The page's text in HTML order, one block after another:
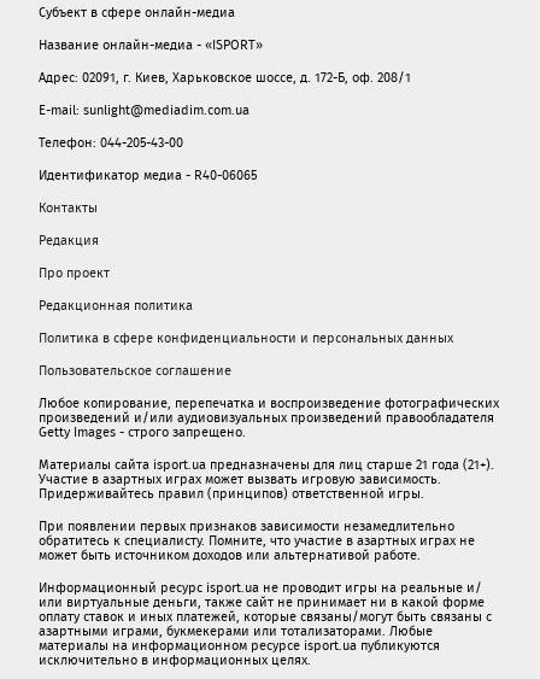
Субъект в сфере онлайн-медиа
Название онлайн-медиа - «ISPORT»
Адрес: 02091, г. Киев, Харьковское шоссе, д. 172-Б, оф. 208/1
E-mail: sunlight@mediadim.com.ua
Телефон: 044-205-43-00
Идентификатор медиа - R40-06065
Контакты
Редакция
Про проект
Редакционная политика
Политика в сфере конфиденциальности и персональных данных
Пользовательское соглашение
Любое копирование, перепечатка и воспроизведение фотографических
произведений и/или аудиовизуальных произведений правообладателя
Getty Images - строго запрещено.
Материалы сайта isport.ua предназначены для лиц старше 21 года (21+).
Участие в азартных играх может вызвать игровую зависимость.
Придерживайтесь правил (принципов) ответственной игры.
При появлении первых признаков зависимости незамедлительно
обратитесь к специалисту. Помните, что участие в азартных играх не
может быть источником доходов или альтернативой работе.
Информационный ресурс isport.ua не проводит игры на реальные и/
или виртуальные деньги, также сайт не принимает ни в какой форме
oплaту ставок и иных платежей, которые связаны/могут быть связаны c
азартными игрaми, букмекерами или тотализаторами. Любые
материалы на информационном ресурсе isport.ua публикуютcя
исключительно в информационных целях.